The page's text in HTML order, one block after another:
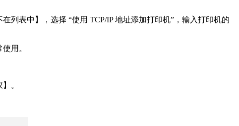
列表中】，选择 “使用 TCP/IP 地址添加打印机”，输入打印机的
用。​
。​